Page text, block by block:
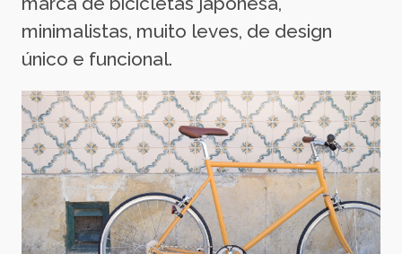
minimalistas, muito leves, de design
único e funcional.